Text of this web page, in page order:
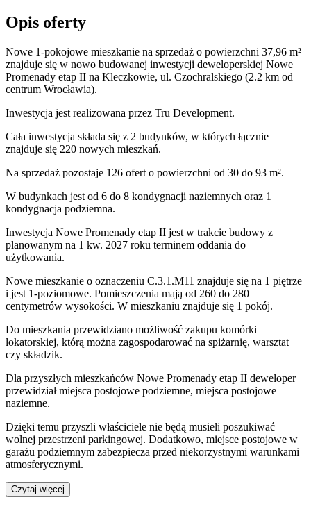
Opis oferty
Nowe 1-pokojowe mieszkanie na sprzedaż o powierzchni 37,96 m²
znajduje się w nowo budowanej inwestycji deweloperskiej Nowe
Promenady etap II na Kleczkowie, ul. Czochralskiego (2.2 km od
centrum Wrocławia).
Inwestycja jest realizowana przez Tru Development.
Cała inwestycja składa się z 2 budynków, w których łącznie
znajduje się 220 nowych mieszkań.
Na sprzedaż pozostaje 126 ofert o powierzchni od 30 do 93 m².
W budynkach jest od 6 do 8 kondygnacji naziemnych oraz 1
kondygnacja podziemna.
Inwestycja Nowe Promenady etap II jest w trakcie budowy z
planowanym na 1 kw. 2027 roku terminem oddania do
użytkowania.
Nowe mieszkanie o oznaczeniu C.3.1.M11 znajduje się na 1 piętrze
i jest 1-poziomowe. Pomieszczenia mają od 260 do 280
centymetrów wysokości. W mieszkaniu znajduje się 1 pokój.
Do mieszkania przewidziano możliwość zakupu komórki
lokatorskiej, którą można zagospodarować na spiżarnię, warsztat
czy składzik.
Dla przyszłych mieszkańców Nowe Promenady etap II deweloper
przewidziałmiejsca postojowe podziemne, miejsca postojowe
naziemne.
Dzięki temu przyszli właściciele nie będą musieli poszukiwać
wolnej przestrzeni parkingowej. Dodatkowo, miejsce postojowe w
garażu podziemnym zabezpiecza przed niekorzystnymi warunkami
atmosferycznymi.
Czytaj więcej